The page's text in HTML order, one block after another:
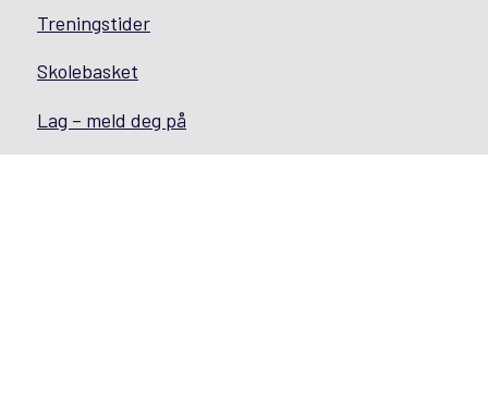
Treningstider
Skolebasket
Lag – meld deg på